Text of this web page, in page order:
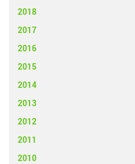
2018
2017
2016
2015
2014
2013
2012
2011
2010